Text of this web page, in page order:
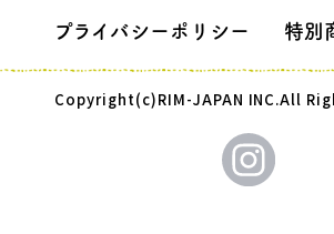
プライバシーポリシー 特別
Copyright(c)RIM-JAPAN INC.All